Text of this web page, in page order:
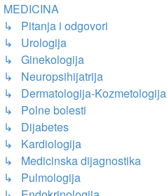
MEDICINA
↳ Pitanja i odgovori
↳ Urologija
↳ Ginekologija
↳ Neuropsihijatrija
↳ Dermatologija-Kozmetologija
↳ Polne bolesti
↳ Dijabetes
↳ Kardiologija
↳ Medicinska dijagnostika
↳ Pulmologija